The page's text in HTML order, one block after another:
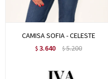
CAMISA SOFIA - CELESTE
$ 3.640 $5.200